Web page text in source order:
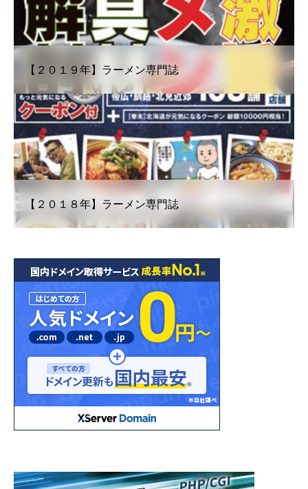
【２０１９年】ラーメン専門誌
【２０１８年】ラーメン専門誌